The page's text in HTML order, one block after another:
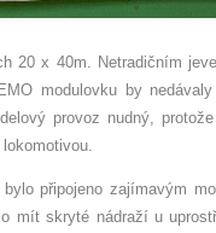
20 x 40m. Netradičním
modulovku by
provoz nudný,
připojeno zajímavým
mít skryté nádraží u